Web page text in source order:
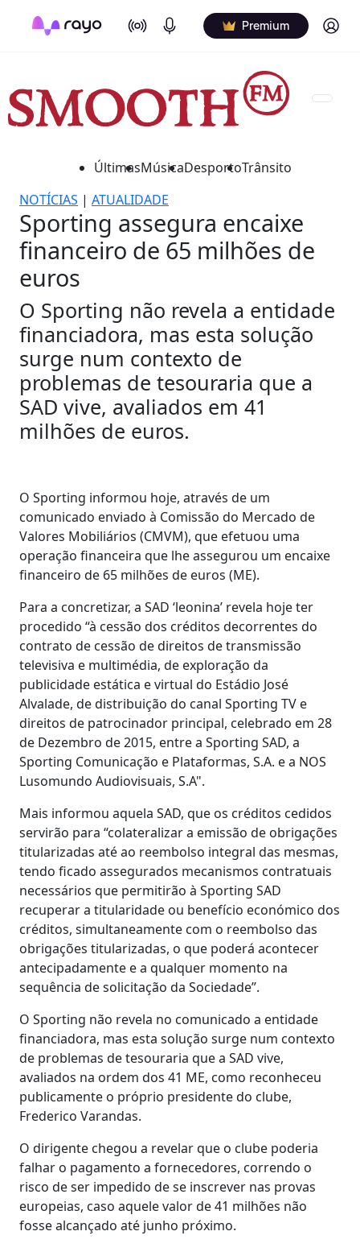
On Air Podcasts Premium Log in
ÚltimasMúsicaDesportoTrânsito
NOTÍCIAS | ATUALIDADE
Sporting assegura encaixe
financeiro de 65 milhões de
euros
O Sporting não revela a entidade
financiadora, mas esta solução
surge num contexto de
problemas de tesouraria que a
SAD vive, avaliados em 41
milhões de euros.
O Sporting informou hoje, através de um
comunicado enviado à Comissão do Mercado de
Valores Mobiliários (CMVM), que efetuou uma
operação financeira que lhe assegurou um encaixe
financeiro de 65 milhões de euros (ME).
Para a concretizar, a SAD ‘leonina’ revela hoje ter
procedido “à cessão dos créditos decorrentes do
contrato de cessão de direitos de transmissão
televisiva e multimédia, de exploração da
publicidade estática e virtual do Estádio José
Alvalade, de distribuição do canal Sporting TV e
direitos de patrocinador principal, celebrado em 28
de Dezembro de 2015, entre a Sporting SAD, a
Sporting Comunicação e Plataformas, S.A. e a NOS
Lusomundo Audiovisuais, S.A".
Mais informou aquela SAD, que os créditos cedidos
servirão para “colateralizar a emissão de obrigações
titularizadas até ao reembolso integral das mesmas,
tendo ficado assegurados mecanismos contratuais
necessários que permitirão à Sporting SAD
recuperar a titularidade ou benefício económico dos
créditos, simultaneamente com o reembolso das
obrigações titularizadas, o que poderá acontecer
antecipadamente e a qualquer momento na
sequência de solicitação da Sociedade”.
O Sporting não revela no comunicado a entidade
financiadora, mas esta solução surge num contexto
de problemas de tesouraria que a SAD vive,
avaliados na ordem dos 41 ME, como reconheceu
publicamente o próprio presidente do clube,
Frederico Varandas.
O dirigente chegou a revelar que o clube poderia
falhar o pagamento a fornecedores, correndo o
risco de ser impedido de se inscrever nas provas
europeias, caso aquele valor de 41 milhões não
fosse alcançado até junho próximo.